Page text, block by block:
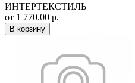
ИНТЕРТЕКСТИЛЬ
от 1 770.00 р.
В корзину